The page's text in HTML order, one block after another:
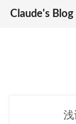
Claude's Blog
浅